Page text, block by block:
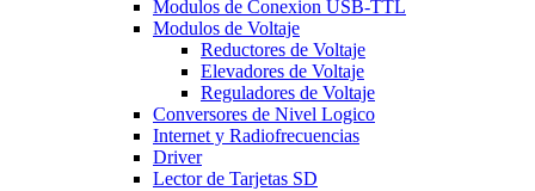
Modulos de Conexion USB-TTL
Modulos de Voltaje
Reductores de Voltaje
Elevadores de Voltaje
Reguladores de Voltaje
Conversores de Nivel Logico
Internet y Radiofrecuencias
Driver
Lector de Tarjetas SD